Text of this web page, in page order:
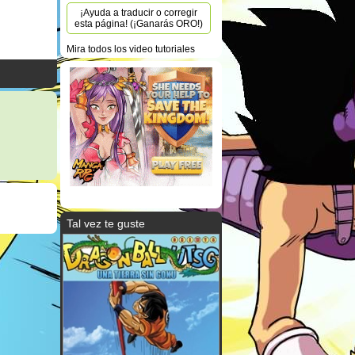
¡Ayuda a traducir o corregir
esta página! (¡Ganarás ORO!)
Mira todos los video tutoriales
Tal vez te guste